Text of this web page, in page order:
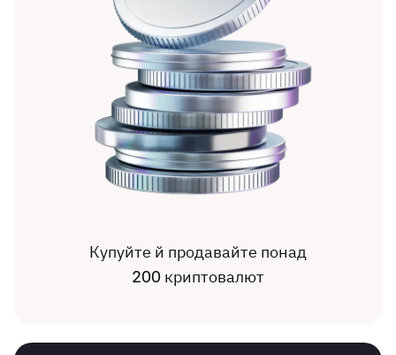
Купуйте й продавайте понад
200 криптовалют